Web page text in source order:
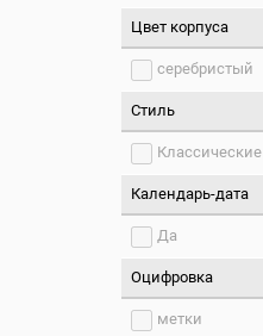
Цвет корпуса
серебристый
Стиль
Классические
Календарь-дата
Да
Оцифровка
метки